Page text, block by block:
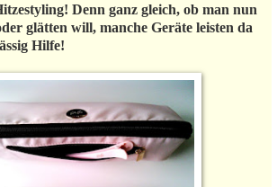
Denn ganz gleich, ob man nun
glätten will, manche Geräte leisten da
Hilfe!